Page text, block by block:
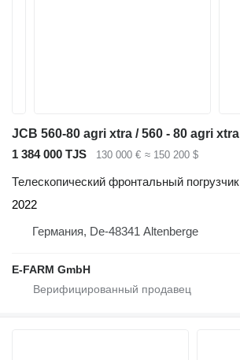
JCB 560-80 agri xtra / 560 - 80 agri xtra
1 384 000 TJS
130 000 € ≈ 150 200 $
Телескопический фронтальный погрузчик
2022
Германия, De-48341 Altenberge
E-FARM GmbH